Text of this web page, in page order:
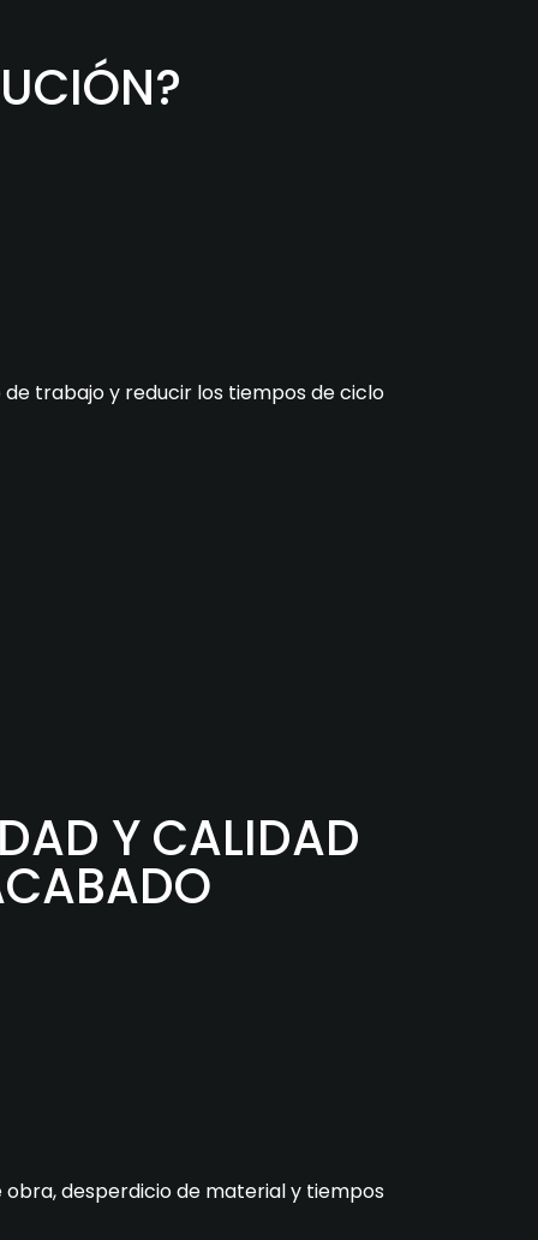
trabajo y reducir los tiempos de ciclo
Y CALIDAD
desperdicio de material y tiempos